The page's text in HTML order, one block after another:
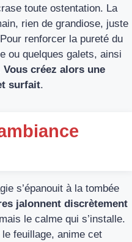
toute ostentation. La
rien de grandiose, juste
renforcer la pureté du
ou quelques galets, ainsi
Vous créez alors une
surfait.
s’épanouit à la tombée
jalonnent discrètement
le calme qui s’installe.
feuillage, anime cet